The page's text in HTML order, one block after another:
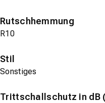
Rutschhemmung
R10
Stil
Sonstiges
Trittschallschutz in dB